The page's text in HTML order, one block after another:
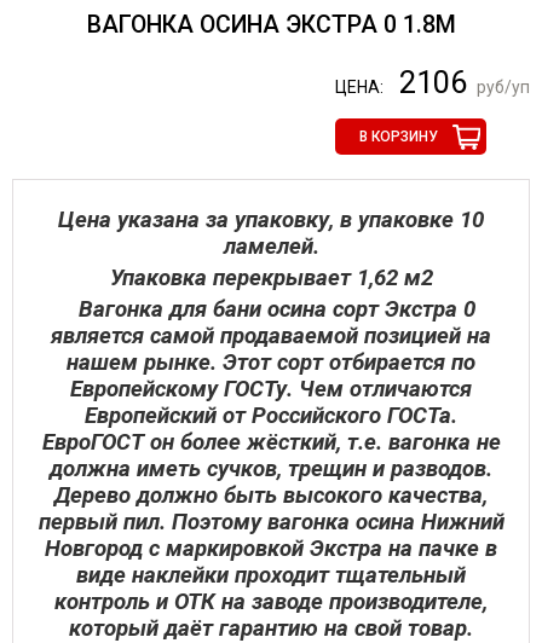
ВАГОНКА ОСИНА ЭКСТРА 0 1.8М
ЦЕНА: 2106 руб/уп
В КОРЗИНУ
Цена указана за упаковку, в упаковке 10
ламелей.
Упаковка перекрывает 1,62 м2
Вагонка для бани осина сорт Экстра 0
является самой продаваемой позицией на
нашем рынке. Этот сорт отбирается по
Европейскому ГОСТу. Чем отличаются
Европейский от Российского ГОСТа.
ЕвроГОСТ он более жёсткий, т.е. вагонка не
должна иметь сучков, трещин и разводов.
Дерево должно быть высокого качества,
первый пил. Поэтому вагонка осина Нижний
Новгород с маркировкой Экстра на пачке в
виде наклейки проходит тщательный
контроль и ОТК на заводе производителе,
который даёт гарантию на свой товар.